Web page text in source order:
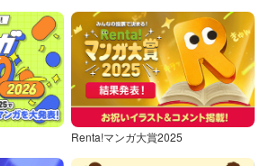
Renta!マンガ大賞2025